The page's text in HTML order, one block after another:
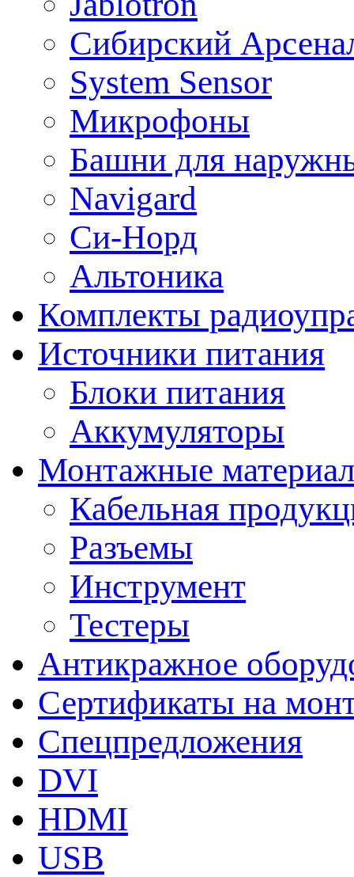
Сибирский
System Sensor
Микрофоны
Башни для
Navigard
Си-Норд
Альтоника
Комплекты
Источники питания
Блоки питания
Аккумуляторы
Монтажные
Кабельная
Разъемы
Инструмент
Тестеры
Антикражное
Сертификаты на
Спецпредложения
DVI
HDMI
USB